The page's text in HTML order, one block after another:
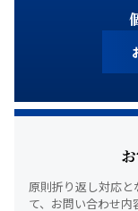
原則折り返し対応と
て、 お問い合わせ内